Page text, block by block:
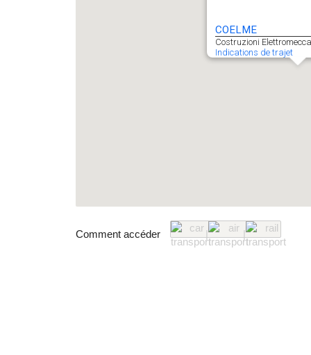
COELME
Costruzioni
Indications de trajet
Comment accéder | |